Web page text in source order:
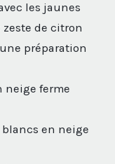
les jaunes
de citron
préparation
neige ferme
en neige